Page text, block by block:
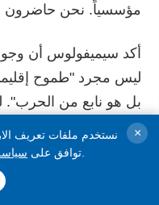
مؤسسياً. نحن حاضرون
أكد سيميفولوس أن
ليس مجرد "طموح
بل هو نابع من الحرب".
توضح ذلك بوضوح،
فالنشاط في المنطقة
إلى تدمير البنية
نستخدم ملفات تعريف
توافق على
×